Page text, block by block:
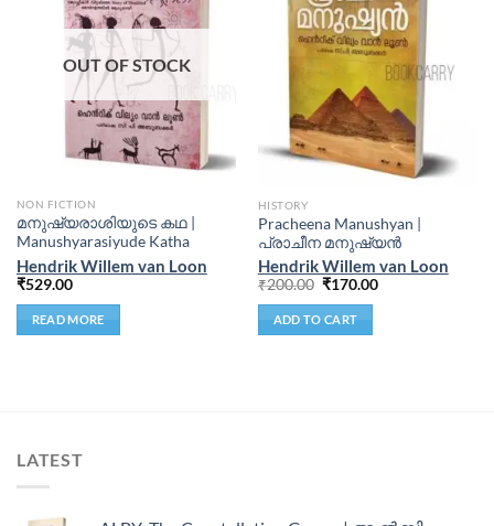
OUT OF STOCK
NON FICTION
മനുഷ്യരാശിയുടെ കഥ |
Manushyarasiyude Katha
Hendrik Willem van Loon
₹529.00
READ MORE
HISTORY
Pracheena Manushyan |
പ്രാചീന മനുഷ്യൻ
Hendrik Willem van Loon
₹200.00 ₹170.00
ADD TO CART
LATEST